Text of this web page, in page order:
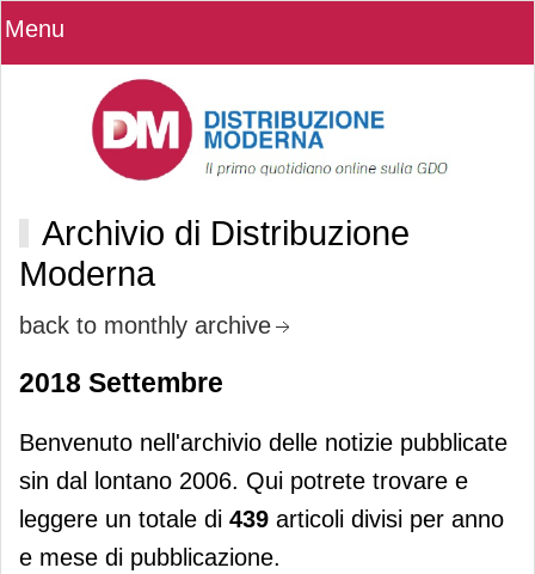
Menu
Archivio di Distribuzione
Moderna
back to monthly archive
2018 Settembre
Benvenuto nell'archivio delle notizie pubblicate
sin dal lontano 2006. Qui potrete trovare e
leggere un totale di 439 articoli divisi per anno
e mese di pubblicazione.